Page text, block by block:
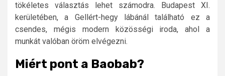
tökéletes választás lehet számodra. Budapest XI.
kerületében, a Gellért-hegy lábánál található ez a
csendes, mégis modern közösségi iroda, ahol a
munkát valóban öröm elvégezni.
Miért pont a Baobab?